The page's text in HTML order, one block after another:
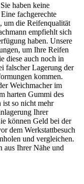
haben keine
fachgerechte
um die Reifenqualität
empfiehlt sich
haben. Unsere
um Ihre Reifen
diese auch noch in
falscher Lagerung der
kommen.
Weichmacher im
harten Gummi des
ist so nicht mehr
Ihrer
können Geld bei der
dem Werkstattbesuch
und vergleichen.
aus Ihrer Nähe und